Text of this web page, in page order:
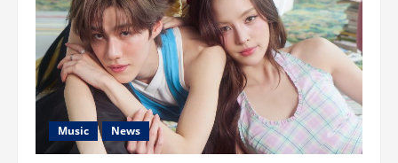
Music News